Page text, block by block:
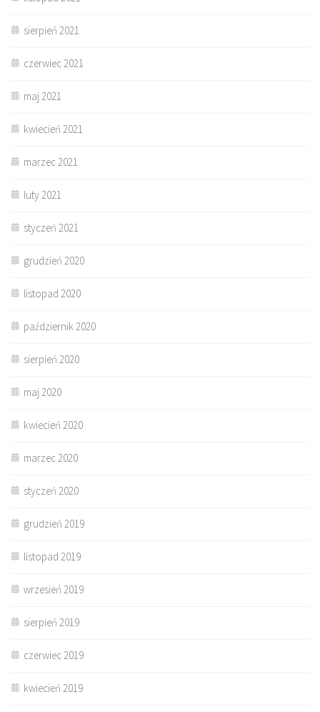
sierpień 2021
czerwiec 2021
maj 2021
kwiecień 2021
marzec 2021
luty 2021
styczeń 2021
grudzień 2020
listopad 2020
październik 2020
sierpień 2020
maj 2020
kwiecień 2020
marzec 2020
styczeń 2020
grudzień 2019
listopad 2019
wrzesień 2019
sierpień 2019
czerwiec 2019
kwiecień 2019